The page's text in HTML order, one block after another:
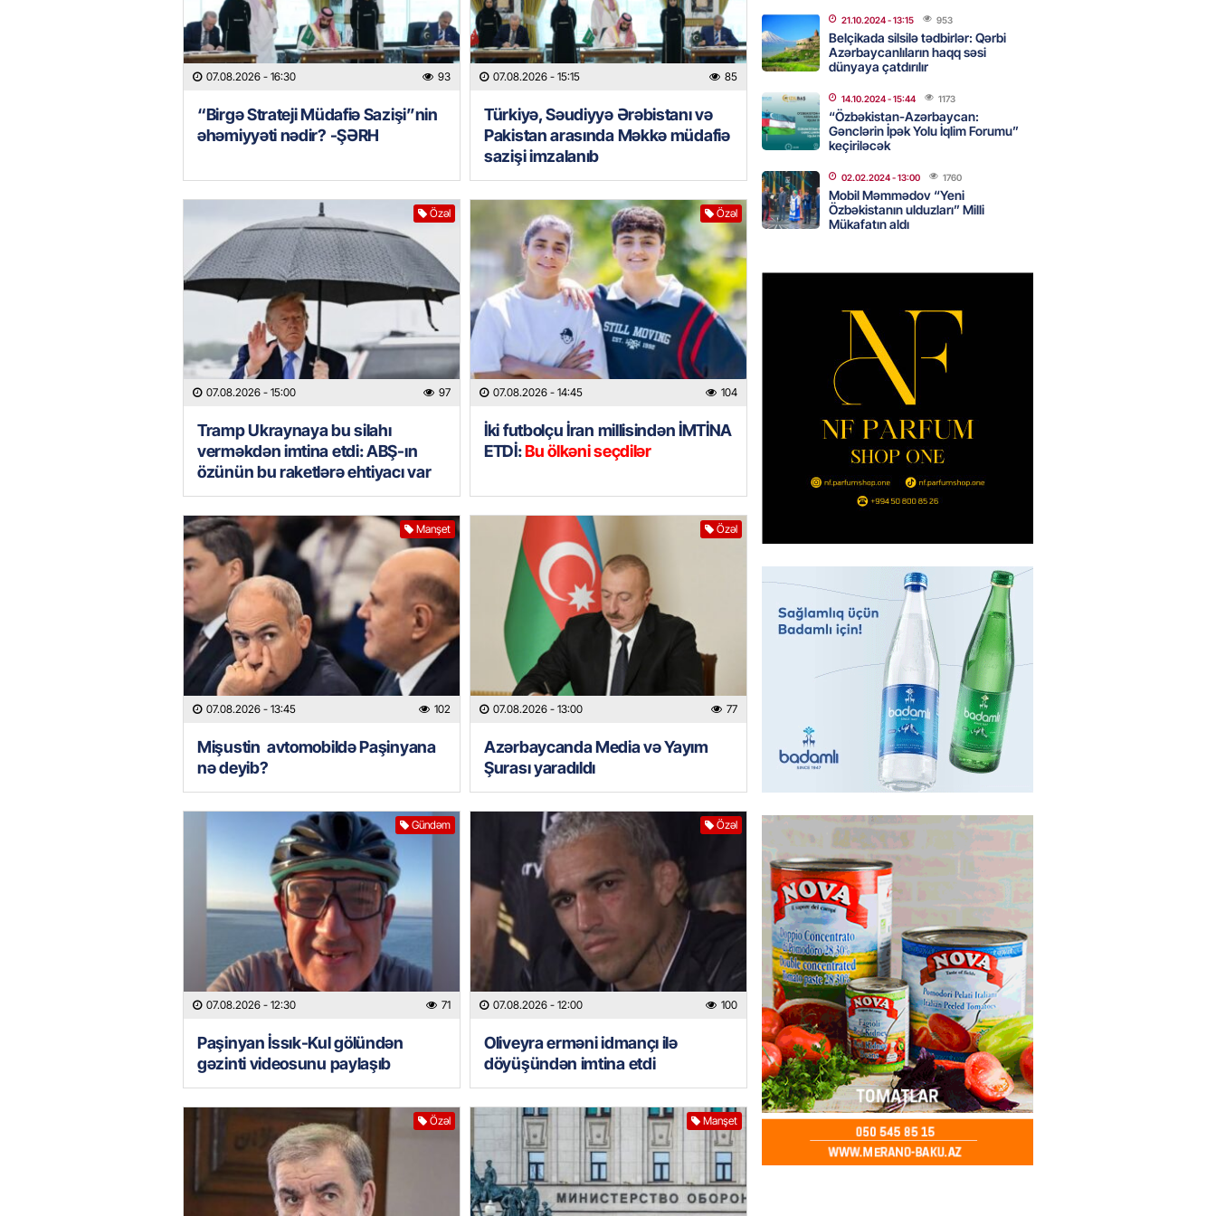
07.08.2026 - 16:30 93
“Birgə Strateji Müdafiə Sazişi”nin
əhəmiyyəti nədir? -ŞƏRH
07.08.2026 - 15:15 85
Türkiyə, Səudiyyə Ərəbistanı və
Pakistan arasında Məkkə müdafiə
sazişi imzalanıb
Özəl
07.08.2026 - 15:00 97
Tramp Ukraynaya bu silahı
verməkdən imtina etdi: ABŞ-ın
özünün bu raketlərə ehtiyacı var
Özəl
07.08.2026 - 14:45 104
İki futbolçu İran millisindən İMTİNA
ETDİ:Bu ölkəni seçdilər
Manşet
07.08.2026 - 13:45 102
Mişustin avtomobildə Paşinyana
nə deyib?
Özəl
07.08.2026 - 13:00 77
Azərbaycanda Media və Yayım
Şurası yaradıldı
Gündəm
07.08.2026 - 12:30 71
Paşinyan İssık-Kul gölündən
gəzinti videosunu paylaşıb
Özəl
07.08.2026 - 12:00 100
Oliveyra erməni idmançı ilə
döyüşündən imtina etdi
Özəl Manşet
Azərbaycanda sabah 39 dərəcə isti
olacaq
07.08.2026- 14:30
REKLAM
Birbank Biznes-dən mikro biznes
kreditinə 5%-dək endirim
07.08.2026- 14:28
HADISƏ
- 14:15
Kartdan karta istədiyiniz qədər
köçürmə edə bilərsiniz – VİDEO
07.08.2026- 14:00
Mişustin avtomobildə Paşinyana nə
Prezidentdən Abel Məhərrəmovun oğlu
ilə bağlı SƏRƏNCAM
96
Prezidentdən Xəzər Fərhadov ilə bağlı
SƏRƏNCAM
07.08.2026- 13:15 75
Azərbaycanda Media və Yayım Şurası
yaradıldı
07.08.2026- 13:00
GÜNDƏM
Aytən Abdullayevaya yüksək vəzifə
verildi
07.08.2026- 12:45 94
GÜNDƏM
Paşinyan İssık-Kul gölündən gəzinti
videosunu paylaşıb
07.08.2026- 12:30 71
Sabunçu rayonunda 70 min manat
21.10.2024- 13:15 953
Belçikada silsilə tədbirlər: Qərbi
Azərbaycanlıların haqq səsi
dünyaya çatdırılır
14.10.2024- 15:44 1173
“Özbəkistan-Azərbaycan:
Gənclərin İpək Yolu İqlim Forumu”
keçiriləcək
02.02.2024- 13:00 1760
Mobil Məmmədov “Yeni
Özbəkistanın ulduzları” Milli
Mükafatın aldı